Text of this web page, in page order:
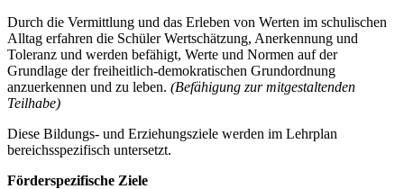
Durch die Vermittlung und das Erleben von Werten im schulischen
Alltag erfahren die Schüler Wertschätzung, Anerkennung und
Toleranz und werden befähigt, Werte und Normen auf der
Grundlage der freiheitlich-demokratischen Grundordnung
anzuerkennen und zu leben. (Befähigung zur mitgestaltenden
Teilhabe)
Diese Bildungs- und Erziehungsziele werden im Lehrplan
bereichsspezifisch untersetzt.
Förderspezifische Ziele